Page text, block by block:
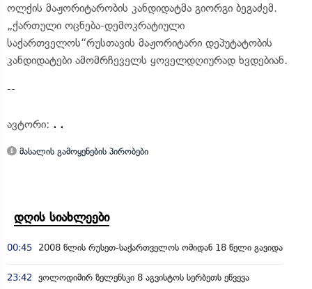
ოლქის მაჟორიტარობის კანდიდატმა გიორგი ბეგაძემ.
„ქართული ოცნება-დემოკრატიული
საქართველოს“რუსთავის მაჟორიტარი დეპუტატობის
კანდიდატები ამომრჩეველს ყოველდღიურად ხვდებიან.
--
ავტორი: . .
მასალის გამოყენების პირობები
დღის სიახლეები
00:45 2008 წლის რუსეთ-საქართველოს ომიდან 18 წელი გავიდა
23:42 ვოლოდიმირ ზელენსკი 8 აგვისტოს სერბეთს ეწვევა